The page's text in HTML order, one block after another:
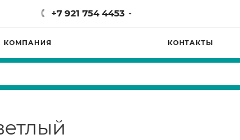
+7 921 754 4453
КОМПАНИЯ КОНТАКТЫ